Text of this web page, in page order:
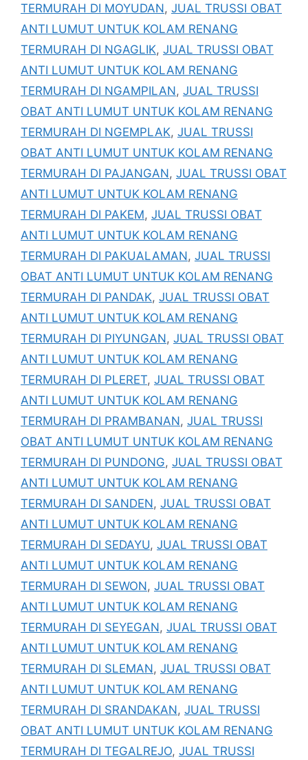
TERMURAH DI MOYUDAN, JUAL TRUSSI OBAT
ANTI LUMUT UNTUK KOLAM RENANG
TERMURAH DI NGAGLIK, JUAL TRUSSI OBAT
ANTI LUMUT UNTUK KOLAM RENANG
TERMURAH DI NGAMPILAN, JUAL TRUSSI
OBAT ANTI LUMUT UNTUK KOLAM RENANG
TERMURAH DI NGEMPLAK, JUAL TRUSSI
OBAT ANTI LUMUT UNTUK KOLAM RENANG
TERMURAH DI PAJANGAN, JUAL TRUSSI OBAT
ANTI LUMUT UNTUK KOLAM RENANG
TERMURAH DI PAKEM, JUAL TRUSSI OBAT
ANTI LUMUT UNTUK KOLAM RENANG
TERMURAH DI PAKUALAMAN, JUAL TRUSSI
OBAT ANTI LUMUT UNTUK KOLAM RENANG
TERMURAH DI PANDAK, JUAL TRUSSI OBAT
ANTI LUMUT UNTUK KOLAM RENANG
TERMURAH DI PIYUNGAN, JUAL TRUSSI OBAT
ANTI LUMUT UNTUK KOLAM RENANG
TERMURAH DI PLERET, JUAL TRUSSI OBAT
ANTI LUMUT UNTUK KOLAM RENANG
TERMURAH DI PRAMBANAN, JUAL TRUSSI
OBAT ANTI LUMUT UNTUK KOLAM RENANG
TERMURAH DI PUNDONG, JUAL TRUSSI OBAT
ANTI LUMUT UNTUK KOLAM RENANG
TERMURAH DI SANDEN, JUAL TRUSSI OBAT
ANTI LUMUT UNTUK KOLAM RENANG
TERMURAH DI SEDAYU, JUAL TRUSSI OBAT
ANTI LUMUT UNTUK KOLAM RENANG
TERMURAH DI SEWON, JUAL TRUSSI OBAT
ANTI LUMUT UNTUK KOLAM RENANG
TERMURAH DI SEYEGAN, JUAL TRUSSI OBAT
ANTI LUMUT UNTUK KOLAM RENANG
TERMURAH DI SLEMAN, JUAL TRUSSI OBAT
ANTI LUMUT UNTUK KOLAM RENANG
TERMURAH DI SRANDAKAN, JUAL TRUSSI
OBAT ANTI LUMUT UNTUK KOLAM RENANG
TERMURAH DI TEGALREJO, JUAL TRUSSI